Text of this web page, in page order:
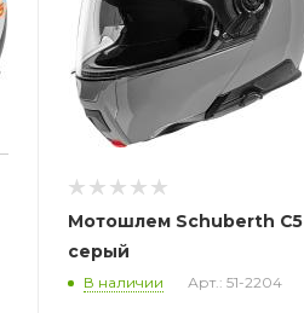
Мотошлем Schuberth C5
серый
В наличии Арт.: 51-2204